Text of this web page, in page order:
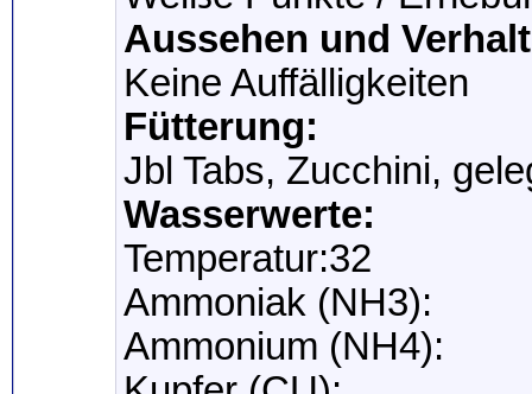
Aussehen und
Keine Auffälligkeiten
Fütterung:
Jbl Tabs, Zucchini,
Wasserwerte:
Temperatur:32
Ammoniak (NH3):
Ammonium (NH4):